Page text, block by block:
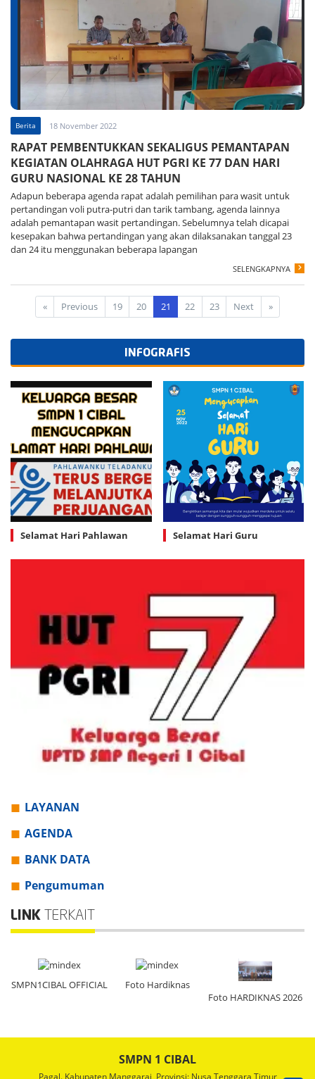
Berita 18 November 2022
RAPAT PEMBENTUKKAN SEKALIGUS PEMANTAPAN
KEGIATAN OLAHRAGA HUT PGRI KE 77 DAN HARI
GURU NASIONAL KE 28 TAHUN
Adapun beberapa agenda rapat adalah pemilihan para wasit untuk
pertandingan voli putra-putri dan tarik tambang, agenda lainnya
adalah pemantapan wasit pertandingan. Sebelumnya telah dicapai
kesepakan bahwa pertandingan yang akan dilaksanakan tanggal 23
dan 24 itu menggunakan beberapa lapangan
SELENGKAPNYA
« Previous 19 20 21 22 23 Next »
INFOGRAFIS
Selamat Hari Pahlawan Selamat Hari Guru
LAYANAN
AGENDA
BANK DATA
Pengumuman
LINK TERKAIT
Foto Hardiknas
SMPN1CIBAL OFFICIAL
SMPN 1 CIBAL
Pagal. Kabupaten Manggarai, Provinsi: Nusa Tenggara Timur